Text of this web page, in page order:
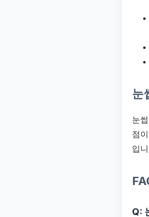
눈
눈
점
입
Q: